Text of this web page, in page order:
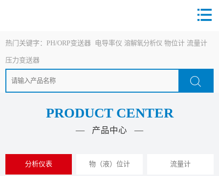
热门关键字：PH/ORP变送器 电导率仪 溶解氧分析仪 物位计 流量计
压力变送器
PRODUCT CENTER
— 产品中心 —
分析仪表 物（液）位计 流量计